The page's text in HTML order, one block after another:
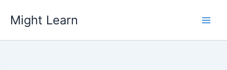
content
Might Learn